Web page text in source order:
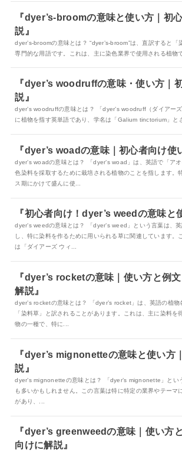
『dyer’s-broomの意味と使い方｜初
説』
dyer’s-broomの意味とは？ “dyer’s-broom”は、直訳すると「
専門的な用語です。これは、主に染色業界で使用される植物
『dyer’s woodruffの意味・使い方｜
説』
dyer’s woodruffの意味とは？ 「dyer’s woodruff（ダイアー
に植物を指す英単語であり、学名は「Galium tinctorium」と
『dyer’s woadの意味｜初心者向け使
dyer’s woadの意味とは？ 「dyer’s woad」は、英語で「ア
色染料を採取するために栽培される植物のことを指します。
ス期にかけて盛んに使...
『初心者向け！dyer’s weedの意味と
dyer’s weedの意味とは？ 「dyer’s weed」という言葉は、
し、特に染料を作るために用いられる草に関連しています。
は「ダイアーズ ウィ...
『dyer’s rocketの意味｜使い方と例
解説』
dyer’s rocketの意味とは？ 「dyer’s rocket」は、英語の植物
「染料草」と訳されることがあります。これは、主に染料を
物の一種で、特に...
『dyer’s mignonetteの意味と使い方
説』
dyer’s mignonetteの意味とは？ 「dyer’s mignonette」とい
も多いかもしれません。この言葉は特に特定の業界やテーマ
があり、...
『dyer’s greenweedの意味｜使い方
向けに解説』